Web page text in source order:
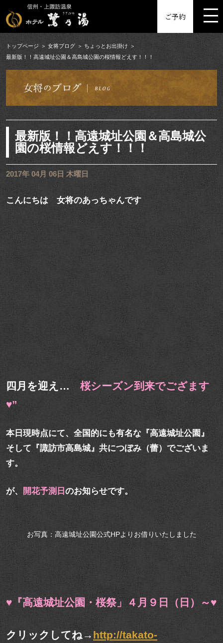
ご予約
トップページ 女将ブログ
ちょっとお出掛け
最新版！！高遠城址公園＆高島城公園の桜情報どえす！！！
最新版！！高遠城址公園＆高島城公
園の桜情報どえす！！！
2017年 04月 06日 木曜日
こんにちは 女将のあっちゃんです
四月を迎え… 桜シーズン到来でござます
♥”
本日現時点にて、全国的にも有名な『高遠城址公園』
そして『諏訪市高島城』共につぼみ（蕾）でございま
す。
が、 開花予測日 のお知らせです。
お写真：高遠城址公園公式HPよりお借りいたしました
♥『高遠城址公園・桜祭」４月９日（日）～♥
クリックしてね→ http://takato-